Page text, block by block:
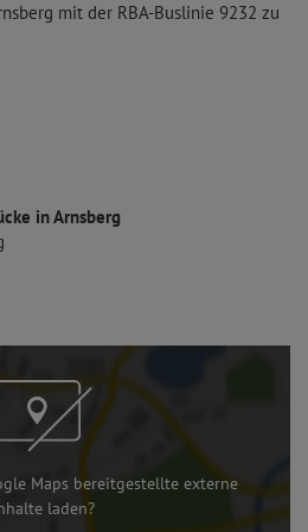
mit der RBA-Buslinie 9232 zu
in Arnsberg
Maps bereitgestellte externe
laden?